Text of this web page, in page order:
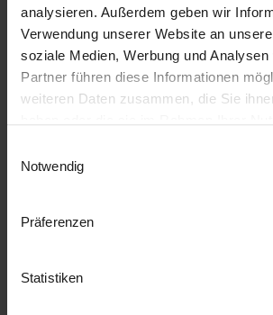
analysieren. Außerdem geben wir
Verwendung unserer Website an
soziale Medien, Werbung und
Partner führen diese Informationen
weiteren Daten zusammen, die Sie
Cookies, wenn Sie unsere Webseite
Notwendig
Präferenzen
Statistiken